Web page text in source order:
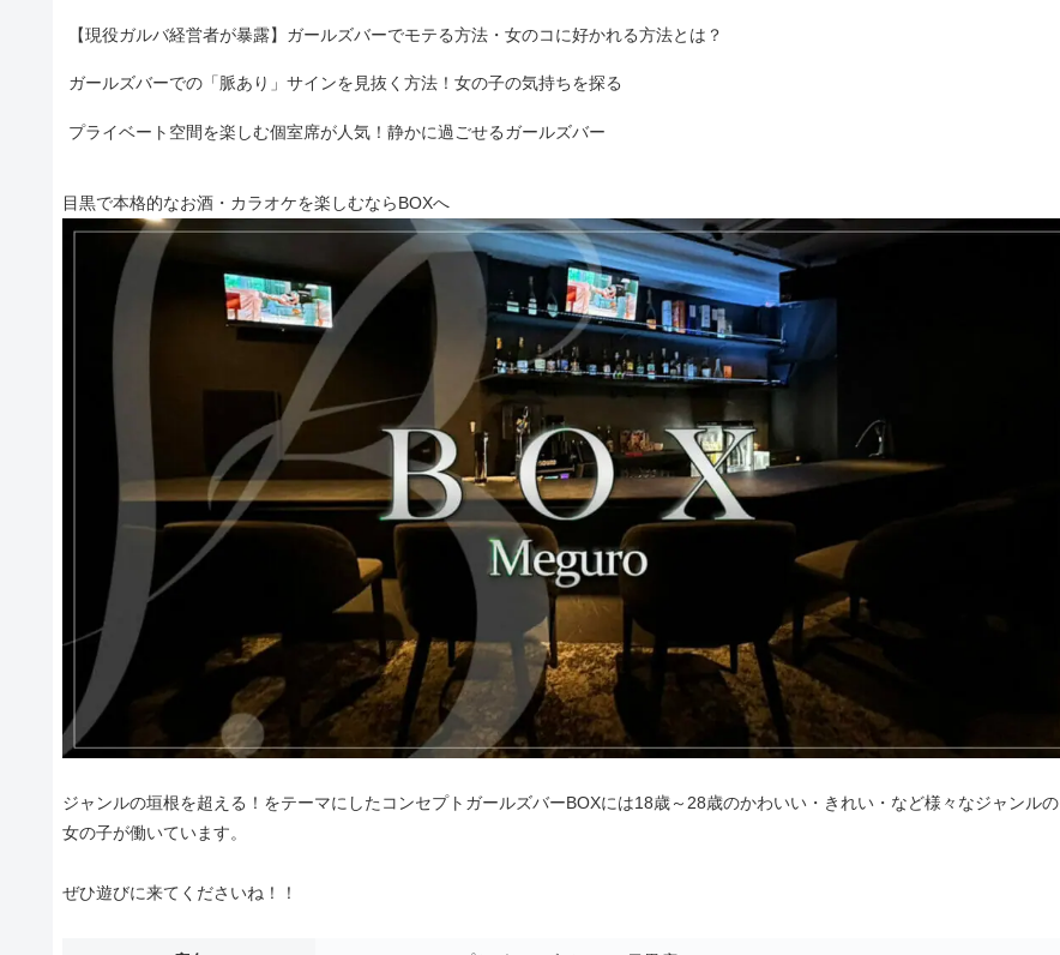
【現役ガルバ経営者が暴露】ガールズバーでモテる方法・女のコに好かれる方法とは？
ガールズバーでの「脈あり」サインを見抜く方法！女の子の気持ちを探る
プライベート空間を楽しむ個室席が人気！静かに過ごせるガールズバー
目黒で本格的なお酒・カラオケを楽しむならBOXへ
ジャンルの垣根を超える！をテーマにしたコンセプトガールズバーBOXには18歳～28歳のかわいい・きれい・など様々なジャンルの
女の子が働いています。
ぜひ遊びに来てくださいね！！